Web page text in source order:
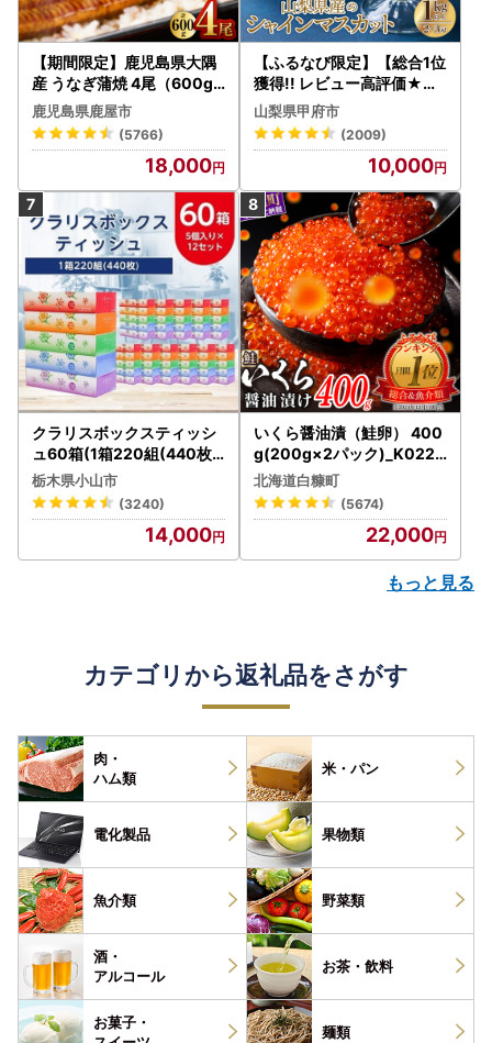
【期間限定】鹿児島県大隅
産 うなぎ蒲焼 4尾（600g
） KN007-004-04-cp18
うなぎ 鰻 魚 惣菜 総菜
鹿児島県鹿屋市
(5766)
18,000
【ふるなび限定】【総合1位
獲得!! レビュー高評価★】
〈2026年度配送分〉山梨
県産 シャインマスカット 2
～3房（1.0kg以上）シャイ
ン フルーツ FN-Limited-S
P
山梨県甲府市
(2009)
10,000
クラリスボックスティッシ
ュ60箱(1箱220組(440枚))
(5個入り×12セット)【配送
不可地域：離島・沖縄県】
【1256759】
栃木県小山市
(3240)
14,000
いくら醤油漬（鮭卵） 400
g(200g×2パック)_K022-
1676
北海道白糠町
(5674)
22,000
もっと見る
カテゴリから返礼品をさがす
肉・
ハム類
米・パン
電化製品 果物類
魚介類 野菜類
酒・
アルコール
お茶・ 飲料
お菓子・
麺類